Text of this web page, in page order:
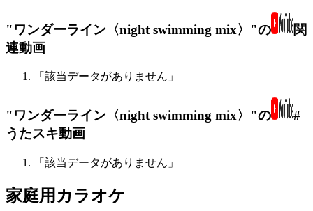
"ワンダーライン〈night swimming mix〉"の
関
連動画
「該当データがありません」
"ワンダーライン〈night swimming mix〉"の
#
うたスキ動画
「該当データがありません」
家庭用カラオケ